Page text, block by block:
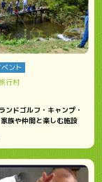
ント
行村
ンドゴルフ・キャンプ・
族や仲間と楽しむ施設